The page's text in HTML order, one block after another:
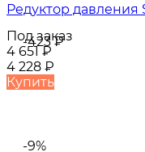
-423₽
Редуктор давления
Под заказ
4 651₽
4 228 ₽
Купить
-9%